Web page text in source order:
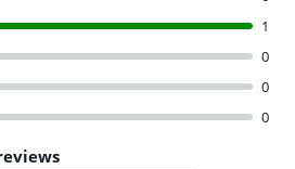
1
0
0
0